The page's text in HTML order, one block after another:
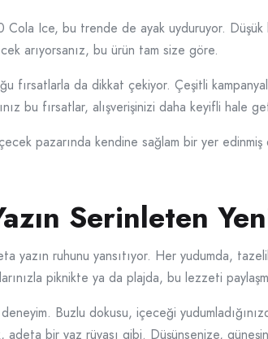
Ice, bu trende de ayak uyduruyor.
arıyorsanız, bu ürün tam size göre.
fırsatlarla da dikkat çekiyor. Çeşitli
bu fırsatlar, alışverişinizi daha keyifli hale
pazarında kendine sağlam bir yer
Serinleten
yazın ruhunu yansıtıyor. Her yudumda,
piknikte ya da plajda, bu lezzeti
Buzlu dokusu, içeceği
bir yaz rüyası gibi. Düşünsenize,